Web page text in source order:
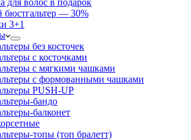
для волос в подарок
бюстгальтер — 30%
3+1
без косточек
с косточками
с мягкими чашками
с формованными чашками
PUSH-UP
бандо
балконет
топы (топ бралетт)